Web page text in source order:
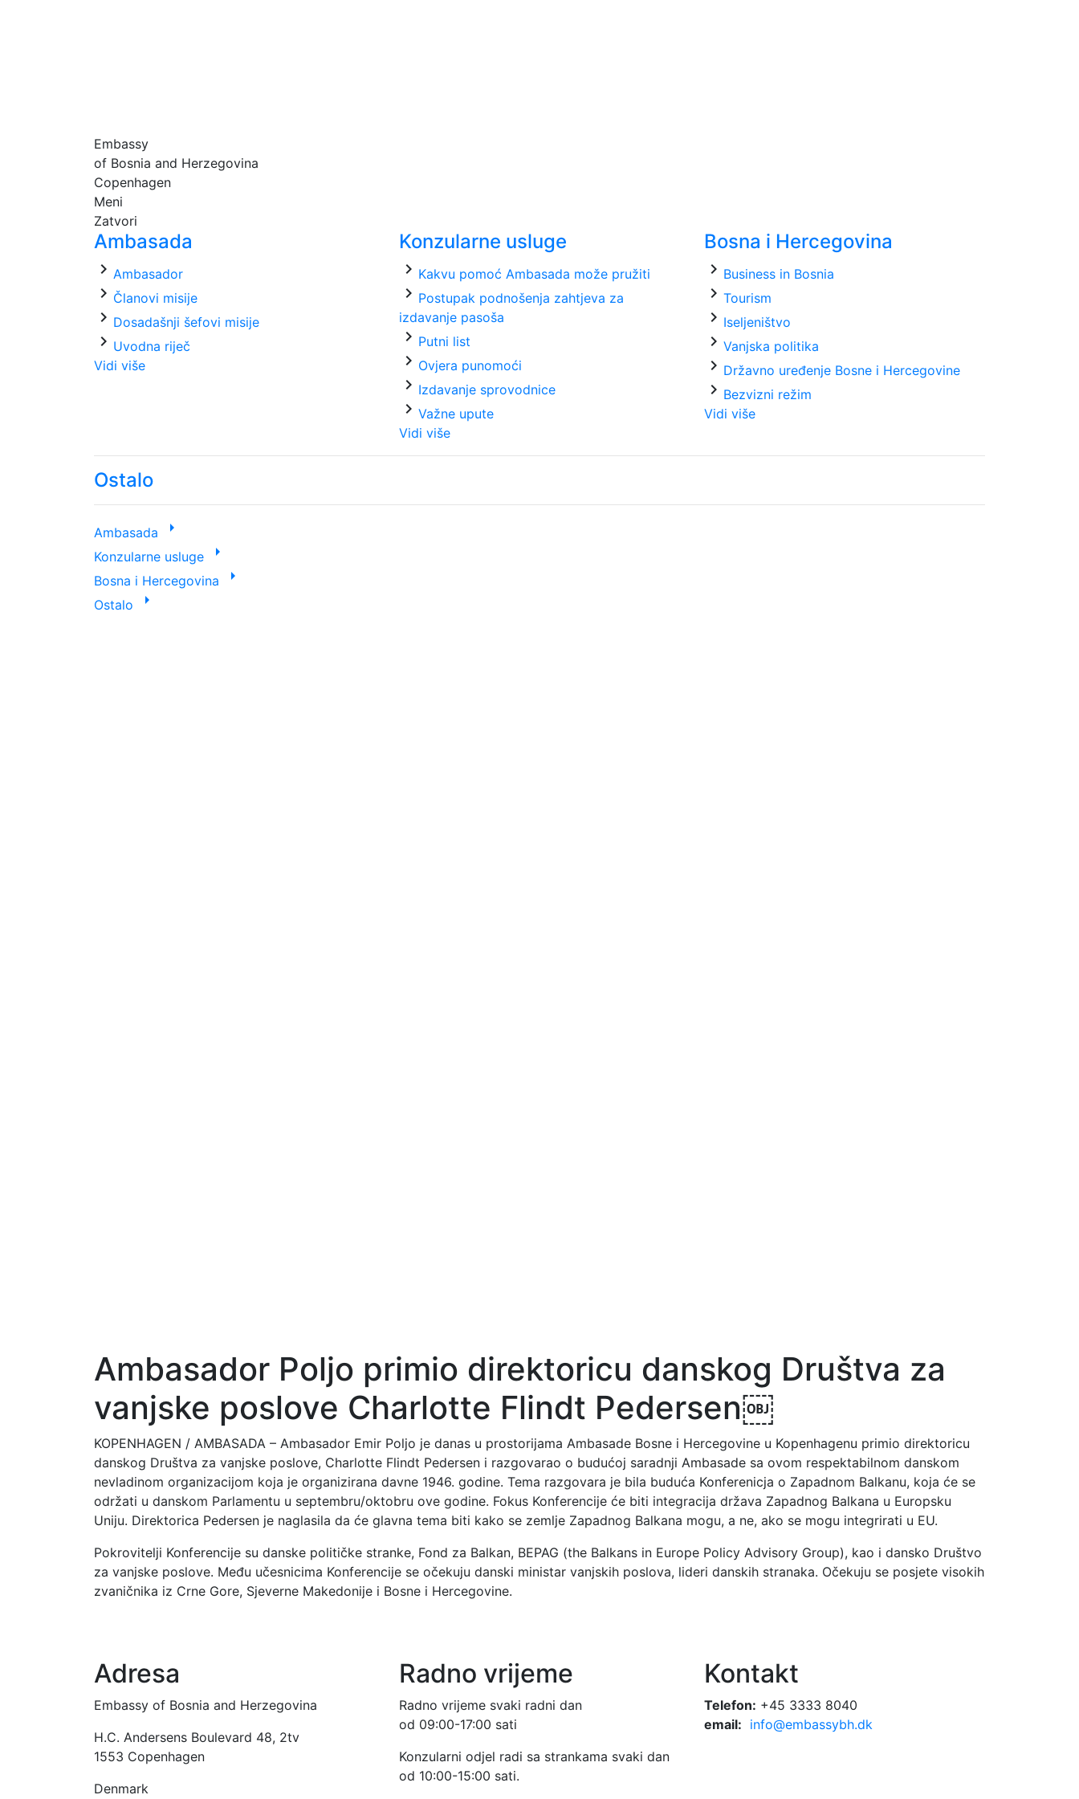
Embassy
of Bosnia and Herzegovina
Copenhagen
Meni
Zatvori
Ambasada
chevron_right Ambasador
chevron_right Članovi misije
chevron_right Dosadašnji šefovi misije
chevron_right Uvodna riječ
Vidi više
Konzularne usluge
chevron_right Kakvu pomoć Ambasada može pružiti
chevron_right Postupak podnošenja zahtjeva za
izdavanje pasoša
chevron_right Putni list
chevron_right Ovjera punomoći
chevron_right Izdavanje sprovodnice
chevron_right Važne upute
Vidi više
Bosna i Hercegovina
chevron_right Business in Bosnia
chevron_right Tourism
chevron_right Iseljeništvo
chevron_right Vanjska politika
chevron_right Državno uređenje Bosne i Hercegovine
chevron_right Bezvizni režim
Vidi više
Ostalo
Ambasada arrow_right
Konzularne usluge arrow_right
Bosna i Hercegovina arrow_right
Ostalo arrow_right
Ambasador Poljo primio direktoricu danskog Društva za
vanjske poslove Charlotte Flindt Pedersen￼
KOPENHAGEN / AMBASADA – Ambasador Emir Poljo je danas u prostorijama Ambasade Bosne i Hercegovine u Kopenhagenu primio direktoricu
danskog Društva za vanjske poslove, Charlotte Flindt Pedersen i razgovarao o budućoj saradnji Ambasade sa ovom respektabilnom danskom
nevladinom organizacijom koja je organizirana davne 1946. godine. Tema razgovara je bila buduća Konferenicja o Zapadnom Balkanu, koja će se
održati u danskom Parlamentu u septembru/oktobru ove godine. Fokus Konferencije će biti integracija država Zapadnog Balkana u Europsku
Uniju. Direktorica Pedersen je naglasila da će glavna tema biti kako se zemlje Zapadnog Balkana mogu, a ne, ako se mogu integrirati u EU.
Pokrovitelji Konferencije su danske političke stranke, Fond za Balkan, BEPAG (the Balkans in Europe Policy Advisory Group), kao i dansko Društvo
za vanjske poslove. Među učesnicima Konferencije se očekuju danski ministar vanjskih poslova, lideri danskih stranaka. Očekuju se posjete visokih
zvaničnika iz Crne Gore, Sjeverne Makedonije i Bosne i Hercegovine.
Adresa
Embassy of Bosnia and Herzegovina
H.C. Andersens Boulevard 48, 2tv
1553 Copenhagen
Denmark
Radno vrijeme
Radno vrijeme svaki radni dan
od 09:00-17:00 sati
Konzularni odjel radi sa strankama svaki dan
od 10:00-15:00 sati.
Kontakt
Telefon: +45 3333 8040
email: info@embassybh.dk